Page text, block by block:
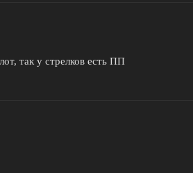
так у стрелков есть ПП